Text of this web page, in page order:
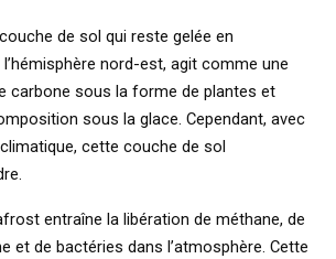
de sol qui reste gelée en
nord-est, agit comme une
carbone sous la forme de plantes et
sous la glace. Cependant, avec
cette couche de sol
entraîne la libération de méthane, de
et de bactéries dans l’atmosphère. Cette